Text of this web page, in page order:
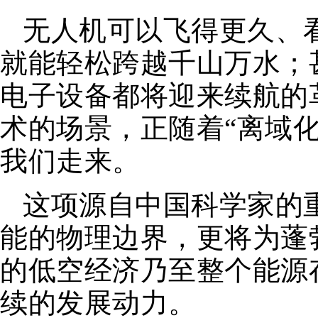
无人机可以飞得更久、
就能轻松跨越千山万水
电子设备都将迎来续航
术的场景，正随着“离域
我们走来。
这项源自中国科学家的
能的物理边界，更将为
的低空经济乃至整个能
续的发展动力。